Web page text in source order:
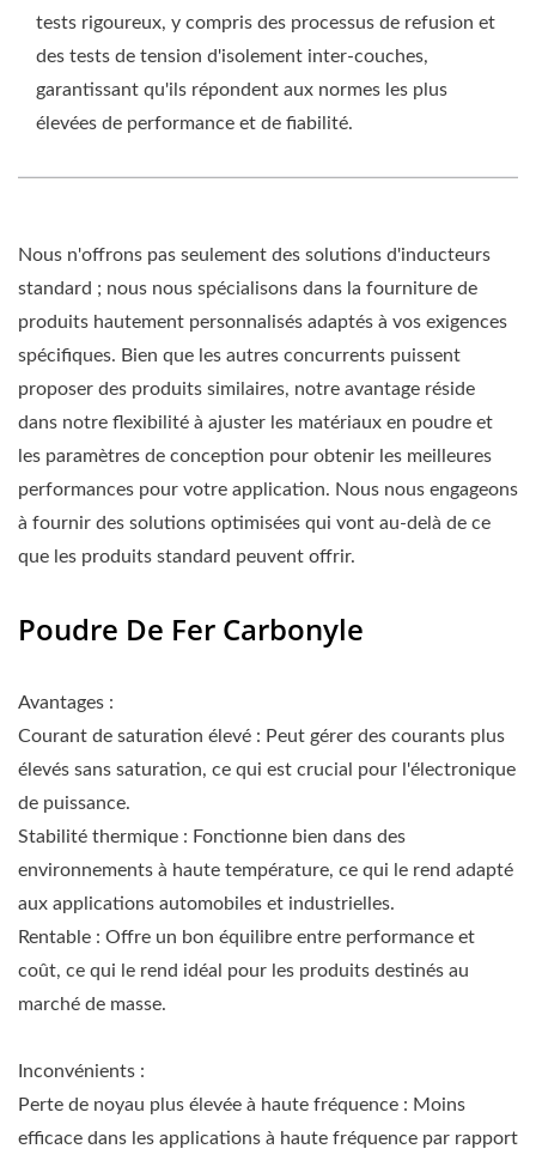
tests rigoureux, y compris des processus de refusion et
des tests de tension d'isolement inter-couches,
garantissant qu'ils répondent aux normes les plus
élevées de performance et de fiabilité.
Nous n'offrons pas seulement des solutions d'inducteurs
standard ; nous nous spécialisons dans la fourniture de
produits hautement personnalisés adaptés à vos exigences
spécifiques. Bien que les autres concurrents puissent
proposer des produits similaires, notre avantage réside
dans notre flexibilité à ajuster les matériaux en poudre et
les paramètres de conception pour obtenir les meilleures
performances pour votre application. Nous nous engageons
à fournir des solutions optimisées qui vont au-delà de ce
que les produits standard peuvent offrir.
Poudre De Fer Carbonyle
Avantages :
Courant de saturation élevé : Peut gérer des courants plus
élevés sans saturation, ce qui est crucial pour l'électronique
de puissance.
Stabilité thermique : Fonctionne bien dans des
environnements à haute température, ce qui le rend adapté
aux applications automobiles et industrielles.
Rentable : Offre un bon équilibre entre performance et
coût, ce qui le rend idéal pour les produits destinés au
marché de masse.
Inconvénients :
Perte de noyau plus élevée à haute fréquence : Moins
efficace dans les applications à haute fréquence par rapport